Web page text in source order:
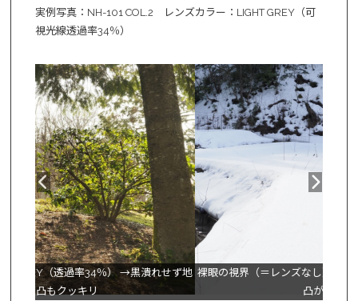
実例写真：NH-101 COL.2 レンズカラー：LIGHT GREY（可
視光線透過率34％）
裸眼の視界（＝レンズなし） →眩しさ・反射により雪面の凹
凸が見えにくい